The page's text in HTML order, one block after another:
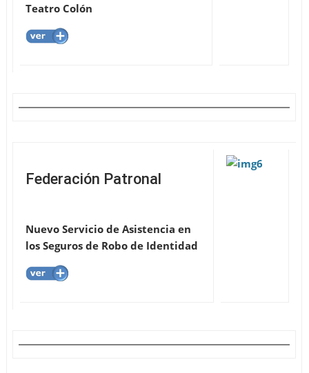
Teatro Colón
Federación Patronal
Nuevo Servicio de Asistencia en
los Seguros de Robo de Identidad